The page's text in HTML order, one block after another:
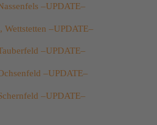
–UPDATE–
Wettstetten –UPDATE–
–UPDATE–
–UPDATE–
–UPDATE–